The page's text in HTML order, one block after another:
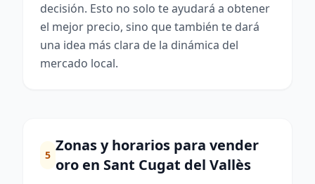
decisión. Esto no solo te ayudará a obtener
el mejor precio, sino que también te dará
una idea más clara de la dinámica del
mercado local.
5
Zonas y horarios para vender
oro en Sant Cugat del Vallès